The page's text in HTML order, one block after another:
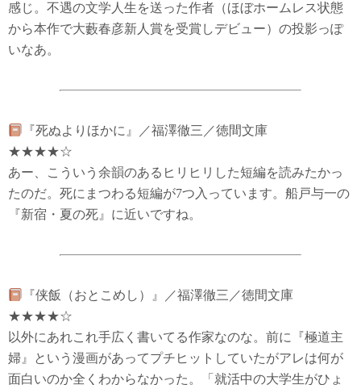
感じ。不遇の文学人生を送った作者（ほぼホームレス状態
から本作で大藪春彦新人賞を受賞しデビュー）の投影っぽ
いなあ。
『死ぬよりほかに』／福澤徹三／徳間文庫
★★★★☆
あー、こういう余韻のあるヒリヒリした短編を読みたかっ
たのだ。死にまつわる短編が7つ入っています。船戸与一の
『新宿・夏の死』に近いですね。
『侠飯（おとこめし）』／福澤徹三／徳間文庫
★★★★☆
以外にあれこれ手広く書いてる作家なのな。前に『極道主
婦』という漫画があってプチヒットしていたがアレは何が
面白いのか全くわからなかった。「就活中の大学生がひょ